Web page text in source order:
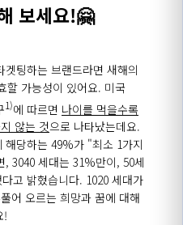
보세요!🤗
팅하는 브랜드라면 새해의
할 가능성이 있어요. 미국
1)에 따르면 나이를 먹을수록
않는 것으로 나타났는데요.
해당하는 49%가 "최소 1가지
3040 세대는 31%만이, 50세
고 밝혔습니다. 1020 세대가
어 오르는 희망과 꿈에 대해
!